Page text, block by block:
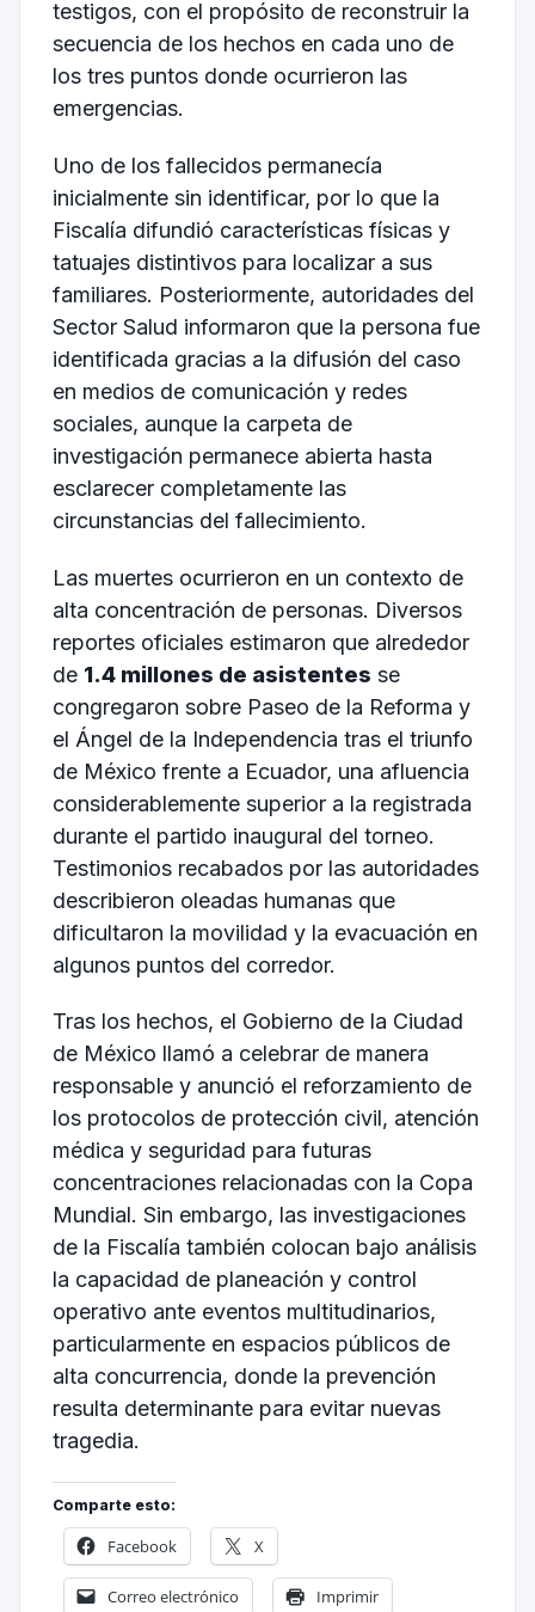
testigos, con el propósito de reconstruir la
secuencia de los hechos en cada uno de
los tres puntos donde ocurrieron las
emergencias.
Uno de los fallecidos permanecía
inicialmente sin identificar, por lo que la
Fiscalía difundió características físicas y
tatuajes distintivos para localizar a sus
familiares. Posteriormente, autoridades del
Sector Salud informaron que la persona fue
identificada gracias a la difusión del caso
en medios de comunicación y redes
sociales, aunque la carpeta de
investigación permanece abierta hasta
esclarecer completamente las
circunstancias del fallecimiento.
Las muertes ocurrieron en un contexto de
alta concentración de personas. Diversos
reportes oficiales estimaron que alrededor
de 1.4 millones de asistentes se
congregaron sobre Paseo de la Reforma y
el Ángel de la Independencia tras el triunfo
de México frente a Ecuador, una afluencia
considerablemente superior a la registrada
durante el partido inaugural del torneo.
Testimonios recabados por las autoridades
describieron oleadas humanas que
dificultaron la movilidad y la evacuación en
algunos puntos del corredor.
Tras los hechos, el Gobierno de la Ciudad
de México llamó a celebrar de manera
responsable y anunció el reforzamiento de
los protocolos de protección civil, atención
médica y seguridad para futuras
concentraciones relacionadas con la Copa
Mundial. Sin embargo, las investigaciones
de la Fiscalía también colocan bajo análisis
la capacidad de planeación y control
operativo ante eventos multitudinarios,
particularmente en espacios públicos de
alta concurrencia, donde la prevención
resulta determinante para evitar nuevas
tragedia.
Comparte esto:
Facebook X
Correo electrónico Imprimir